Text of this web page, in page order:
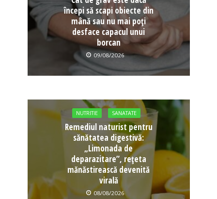
începi să scapi obiecte din
mână sau nu mai poți
desface capacul unui
borcan
09/08/2026
NUTRITIE SANATATE
Remediul naturist pentru
sănătatea digestivă:
„Limonada de
deparazitare”, rețeta
mănăstirească devenită
virală
08/08/2026